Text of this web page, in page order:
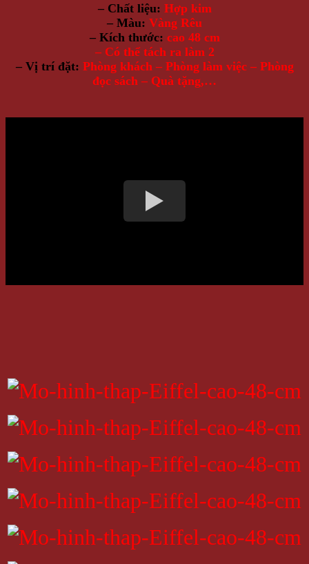
– Chất liệu: Hợp kim
– Màu: Vàng Rêu
– Kích thước: cao 48 cm
– Có thể tách ra làm 2
– Vị trí đặt: Phòng khách – Phòng làm việc – Phòng
đọc sách – Quà tặng,…